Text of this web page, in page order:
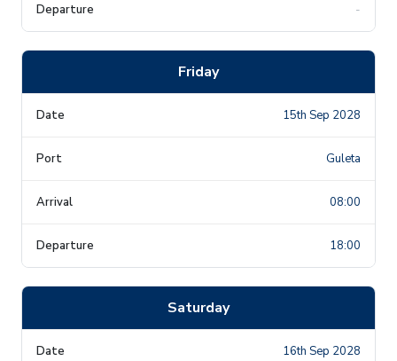
-
Friday
15th Sep 2028
Guleta
08:00
18:00
Saturday
16th Sep 2028